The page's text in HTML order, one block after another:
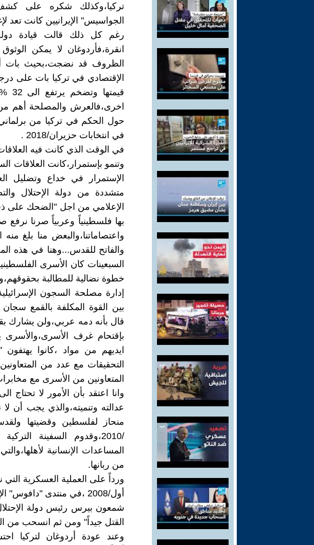
تركيا،وكذلك شكره على
الجواسيس" الإيرانيين كانت تعد
رغم كل ذلك قالت قيادة دولة
انقرة،فأردوغان لا يمكن
الظروف قد نضجت،بحيث بات
اخرى،فالعرش والمصلحة أهم
حول الحكم في تركيا من
في انتخابات حزيران/2018 .
في الوقت الذي كانت فيه العلاقات
وتنمو بإستمرار،كانت العلاقات
الإستمرار في خداع وتضليل
متشددة من دولة الإحتلال
الإعلامي من اجل "الضحك على
بها فلسطينياً وعربياً صرنا نرفع
واعتصاماتنا،والبعض منا بلغ
والفاتح للقدس...وهنا في هذه
السبعينات كان الأسرى
خطوة نضالية للمطالبة
إدارة مصلحة السجون
بين القوة المكلفة بالقمع
قال بأنه دمه عربي،ولن يشارك
بإقتحام غرف
ايديهم من مواد ،كانوا
التحقيقات مع عدد من
المتعاونين من الأسرى مع
وانا اعتقد بأن الأمور لا
عدالته وتنميته،والذي يجب أن
منحاز لفلسطين وقضيتها
/2010،وقدوم السفينة
المساعدات الإنسانية
من ربانها.
شمعون بيرس رئيس دولة
القتل جيداً" ومن ثم انسحب من
وعند عودة أردوغان لتركيا